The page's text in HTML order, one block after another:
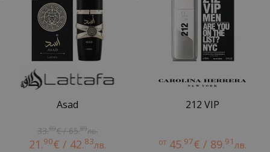
Asad
33.69€ / 65.89лв.
21.90€ / 42.83лв.
212 VIP
от 45.97€ / 89.91лв.